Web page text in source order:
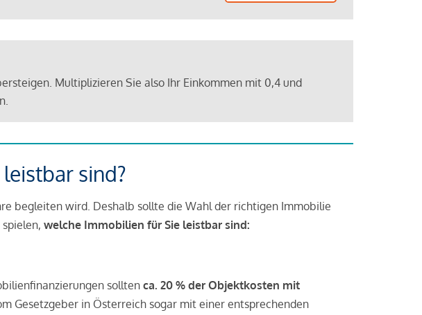
Multiplizieren Sie also Ihr Einkommen mit 0,4 und
sind?
begleiten wird. Deshalb sollte die Wahl der richtigen Immobilie
welche Immobilien für Sie leistbar sind:
sollten ca. 20 % der Objektkosten mit
Gesetzgeber in Österreich sogar mit einer entsprechenden